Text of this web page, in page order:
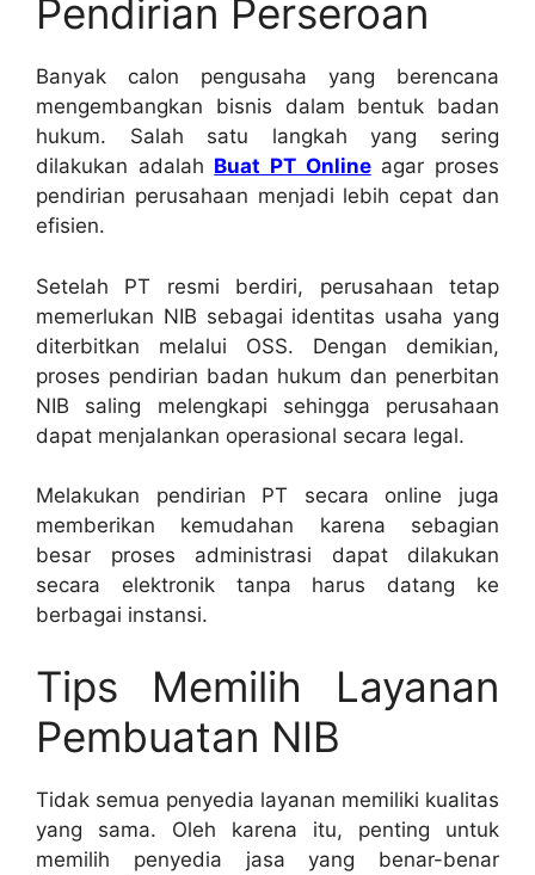
Pendirian Perseroan
Banyak calon pengusaha yang berencana
mengembangkan bisnis dalam bentuk badan
hukum. Salah satu langkah yang sering
dilakukan adalah Buat PT Onlineagar proses
pendirian perusahaan menjadi lebih cepat dan
efisien.
Setelah PT resmi berdiri, perusahaan tetap
memerlukan NIB sebagai identitas usaha yang
diterbitkan melalui OSS. Dengan demikian,
proses pendirian badan hukum dan penerbitan
NIB saling melengkapi sehingga perusahaan
dapat menjalankan operasional secara legal.
Melakukan pendirian PT secara online juga
memberikan kemudahan karena sebagian
besar proses administrasi dapat dilakukan
secara elektronik tanpa harus datang ke
berbagai instansi.
Tips Memilih Layanan
Pembuatan NIB
Tidak semua penyedia layanan memiliki kualitas
yang sama. Oleh karena itu, penting untuk
memilih penyedia jasa yang benar-benar